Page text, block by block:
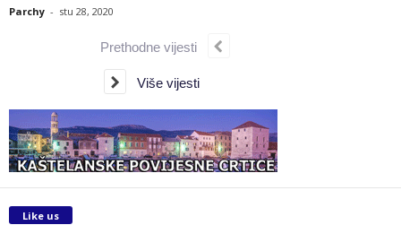
Parchy - stu 28, 2020
Prethodne vijesti
Više vijesti
Like us